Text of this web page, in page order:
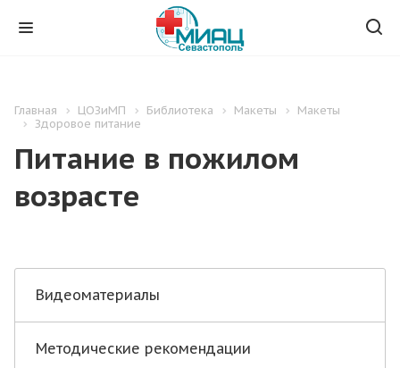
Главная ЦОЗиМП Библиотека Макеты
Макеты
Здоровое питание
Питание в пожилом
возрасте
Видеоматериалы
Методические рекомендации